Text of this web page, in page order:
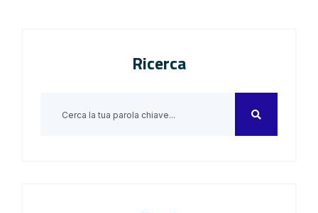
Ricerca